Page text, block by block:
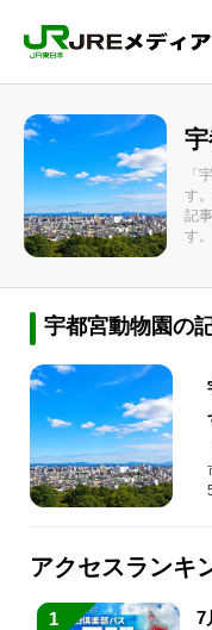
「
す
記
す。
宇都宮動物園の
アクセスランキ
1
7